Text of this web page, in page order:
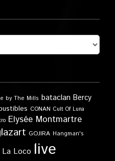
by The Mills bataclan Bercy
CONAN Cult Of Luna
Elysée Montmartre
GOJIRA Hangman's
La Loco live